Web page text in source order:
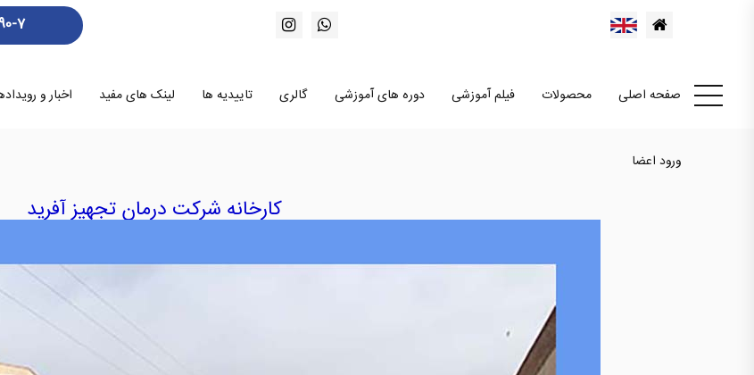
7
صفحه اصلی محصولات فیلم آموزشی دوره های آموزشی گالری تاییدیه ها لینک های مفید اخبار و
ورود اعضا
کارخانه شرکت درمان تجهیز آفرید